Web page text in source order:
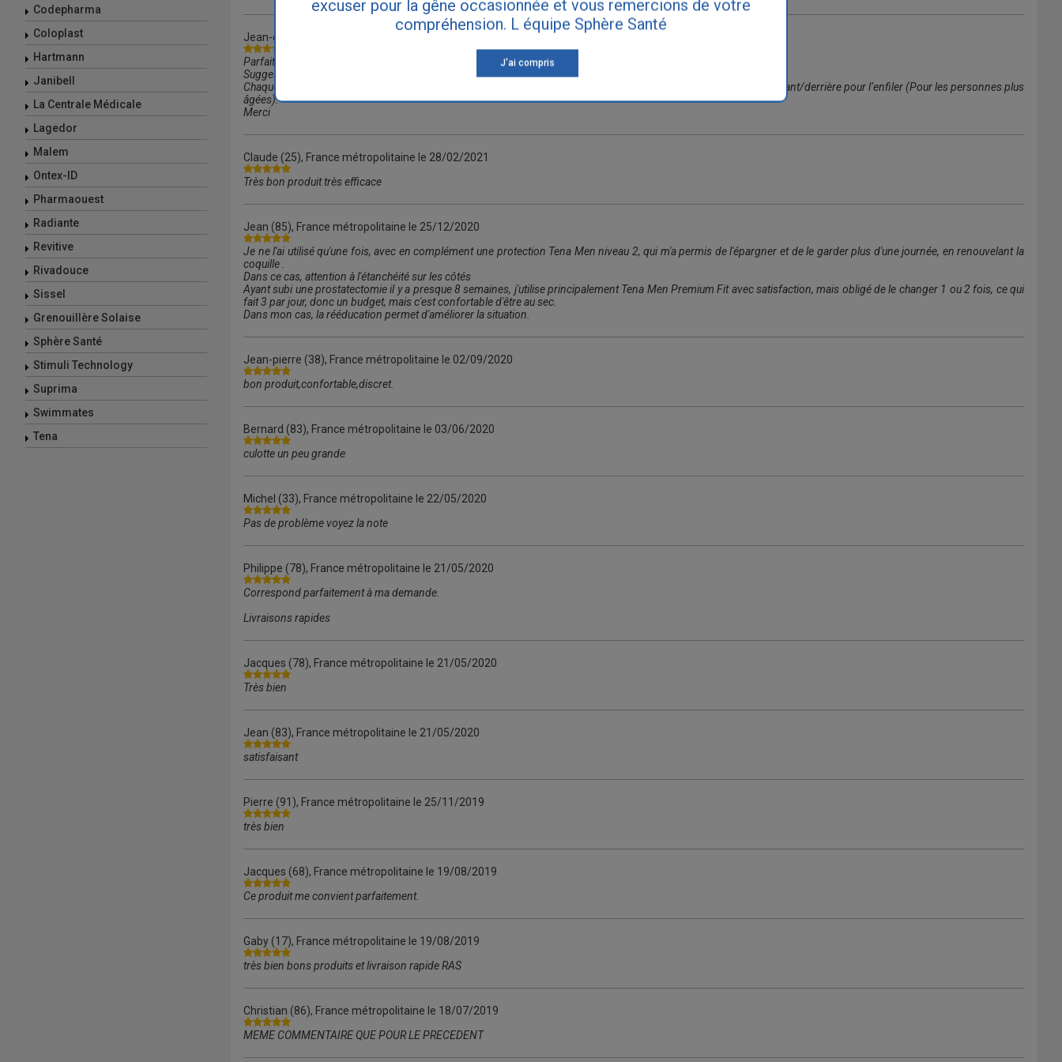
Codepharma
Coloplast
Hartmann
Janibell
La Centrale Médicale
Lagedor
Malem
Ontex-ID
Pharmaouest
Radiante
Revitive
Rivadouce
Sissel
Grenouillère Solaise
Sphère Santé
Stimuli Technology
Suprima
Swimmates
Tena
Jean-claude (06), France métropolitaine le
Parfait !! Rien à dire
Suggestion:
Chaque slip pourrait être plié a l’inverse de façon à ce quand on le déplie on comprend tout de suite le bon sens devant/derrière pour l’enfiler (Pour les personnes plus
âgées).
Merci
Claude (25), France métropolitaine le 28/02/2021
Très bon produit très efficace
Jean (85), France métropolitaine le 25/12/2020
Je ne l'ai utilisé qu'une fois, avec en complément une protection Tena Men niveau 2, qui m'a permis de l'épargner et de le garder plus d'une journée, en renouvelant la
coquille .
Dans ce cas, attention à l'étanchéité sur les côtés
Ayant subi une prostatectomie il y a presque 8 semaines, j'utilise principalement Tena Men Premium Fit avec satisfaction, mais obligé de le changer 1 ou 2 fois, ce qui
fait 3 par jour, donc un budget, mais c'est confortable d'être au sec.
Dans mon cas, la rééducation permet d'améliorer la situation.
Jean-pierre (38), France métropolitaine le 02/09/2020
bon produit,confortable,discret.
Bernard (83), France métropolitaine le 03/06/2020
culotte un peu grande
Michel (33), France métropolitaine le 22/05/2020
Pas de problème voyez la note
Philippe (78), France métropolitaine le 21/05/2020
Correspond parfaitement à ma demande.
Livraisons rapides
Jacques (78), France métropolitaine le 21/05/2020
Très bien
Jean (83), France métropolitaine le 21/05/2020
satisfaisant
Pierre (91), France métropolitaine le 25/11/2019
très bien
Jacques (68), France métropolitaine le 19/08/2019
Ce produit me convient parfaitement.
Gaby (17), France métropolitaine le 19/08/2019
très bien bons produits et livraison rapide RAS
Christian (86), France métropolitaine le 18/07/2019
MEME COMMENTAIRE QUE POUR LE PRECEDENT
excuser pour la gêne occasionnée et vous remercions de votre
compréhension. L équipe Sphère Santé
J'ai compris